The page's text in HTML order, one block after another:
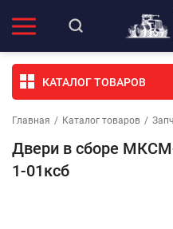
КАТАЛОГ ТОВАРОВ
Главная / Каталог товаров /
Двери в сборе
1-01ксб